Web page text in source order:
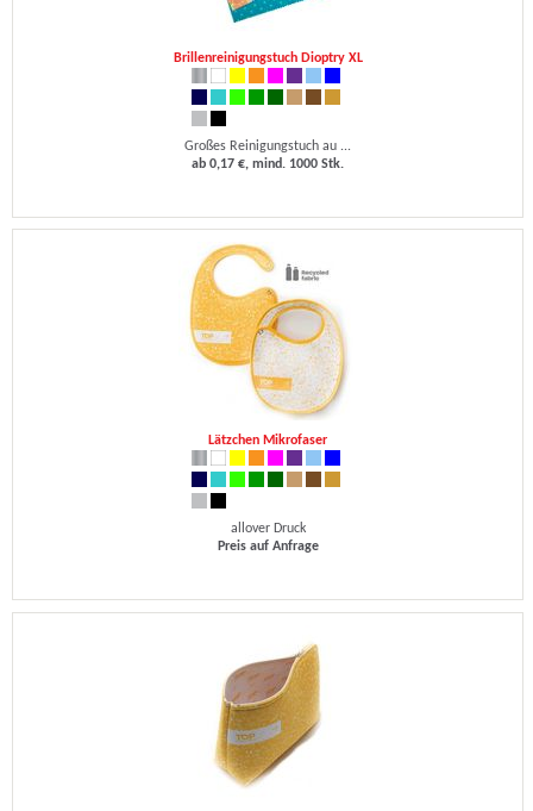
Brillenreinigungstuch Dioptry XL
Großes Reinigungstuch au ...
ab 0,17 €, mind. 1000 Stk.
Lätzchen Mikrofaser
allover Druck
Preis auf Anfrage